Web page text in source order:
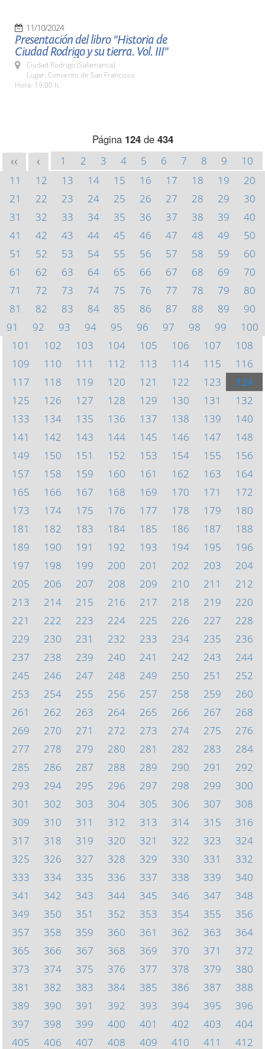
11/10/2024
Presentación del libro "Historia de
Ciudad Rodrigo y su tierra. Vol. III"
Ciudad Rodrigo (Salamanca)
Lugar: Convento de San Francisco
Hora: 19:00 h.
Página 124de 434
<< < 1 2 3 4 5 6 7 8 9
10
11
12 13 14 15 16 17 18 19
20
21
22 23 24 25 26 27 28 29
30
31
32 33 34 35 36 37 38 39
40
41
42 43 44 45 46 47 48 49
50
51
52 53 54 55 56 57 58 59
60
61
62 63 64 65 66 67 68 69
70
71
72 73 74 75 76 77 78 79
80
81
82 83 84 85 86 87 88 89
90
91
92 93 94 95 96 97 98 99
100
101
102 103 104 105 106 107
108
109
110 111 112 113 114 115
116
117
118 119 120 121 122 123
124
125
126 127 128 129 130 131
132
133
134 135 136 137 138 139
140
141
142 143 144 145 146 147
148
149
150 151 152 153 154 155
156
157
158 159 160 161 162 163
164
165
166 167 168 169 170 171
172
173
174 175 176 177 178 179
180
181
182 183 184 185 186 187
188
189
190 191 192 193 194 195
196
197
198 199 200 201 202 203
204
205
206 207 208 209 210 211
212
213
214 215 216 217 218 219
220
221
222 223 224 225 226 227
228
229
230 231 232 233 234 235
236
237
238 239 240 241 242 243
244
245
246 247 248 249 250 251
252
253
254 255 256 257 258 259
260
261
262 263 264 265 266 267
268
269
270 271 272 273 274 275
276
277
278 279 280 281 282 283
284
285
286 287 288 289 290 291
292
293
294 295 296 297 298 299
300
301
302 303 304 305 306 307
308
309
310 311 312 313 314 315
316
317
318 319 320 321 322 323
324
325
326 327 328 329 330 331
332
333
334 335 336 337 338 339
340
341
342 343 344 345 346 347
348
349
350 351 352 353 354 355
356
357
358 359 360 361 362 363
364
365
366 367 368 369 370 371
372
373
374 375 376 377 378 379
380
381
382 383 384 385 386 387
388
389
390 391 392 393 394 395
396
397
398 399 400 401 402 403
404
405
406 407 408 409 410 411 412